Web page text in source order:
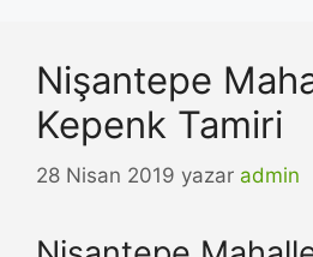
Nişantepe
Kepenk Tamiri
28 Nisan 2019 yazar admin